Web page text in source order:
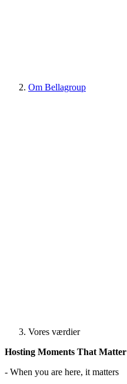
Om Bellagroup
Vores værdier
Hosting Moments That Matter
- When you are here, it matters